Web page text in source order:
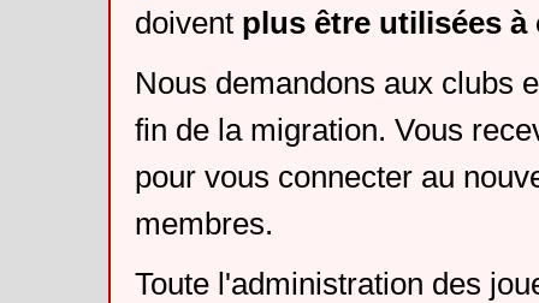
doivent plus être utilisées
Nous demandons aux clubs
fin de la migration. Vous
pour vous connecter au
membres.
Toute l'administration des